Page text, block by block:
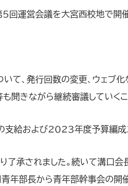
営会議を大宮西校地で開催
て、発行回数の変更、ウェ
聞きながら継続審議していくこ
支給および2023年度予算編成
承されました。続いて溝口
青年部長から青年部幹事会の